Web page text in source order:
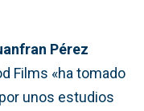
Pérez
Films «ha tomado
unos estudios